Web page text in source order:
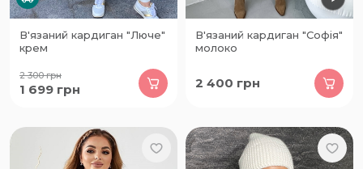
В'язаний кардиган "Люче"
крем
2 300грн
1 699 грн
В'язаний кардиган "Софія"
молоко
2 400 грн